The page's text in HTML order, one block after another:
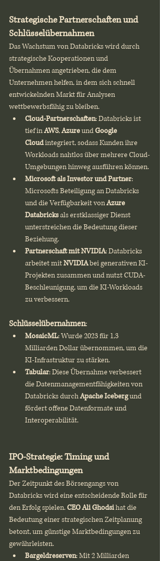
Strategische Partnerschaften und
Schlüsselübernahmen
Das Wachstum von Databricks wird durch
strategische Kooperationen und
Übernahmen angetrieben, die dem
Unternehmen helfen, in dem sich schnell
entwickelnden Markt für Analysen
wettbewerbsfähig zu bleiben.
Cloud-Partnerschaften: Databricks ist
tief in AWS, Azure und Google
Cloud integriert, sodass Kunden ihre
Workloads nahtlos über mehrere Cloud-
Umgebungen hinweg ausführen können.
Microsoft als Investor und Partner:
Microsofts Beteiligung an Databricks
und die Verfügbarkeit von Azure
Databricks als erstklassiger Dienst
unterstreichen die Bedeutung dieser
Beziehung.
Partnerschaft mit NVIDIA: Databricks
arbeitet mit NVIDIA bei generativen KI-
Projekten zusammen und nutzt CUDA-
Beschleunigung, um die KI-Workloads
zu verbessern.
Schlüsselübernahmen:
MosaicML: Wurde 2023 für 1,3
Milliarden Dollar übernommen, um die
KI-Infrastruktur zu stärken.
Tabular: Diese Übernahme verbessert
die Datenmanagementfähigkeiten von
Databricks durch Apache Iceberg und
fördert offene Datenformate und
Interoperabilität.
IPO-Strategie: Timing und
Marktbedingungen
Der Zeitpunkt des Börsengangs von
Databricks wird eine entscheidende Rolle für
den Erfolg spielen. CEO Ali Ghodsi hat die
Bedeutung einer strategischen Zeitplanung
betont, um günstige Marktbedingungen zu
gewährleisten.
Bargeldreserven: Mit 2 Milliarden